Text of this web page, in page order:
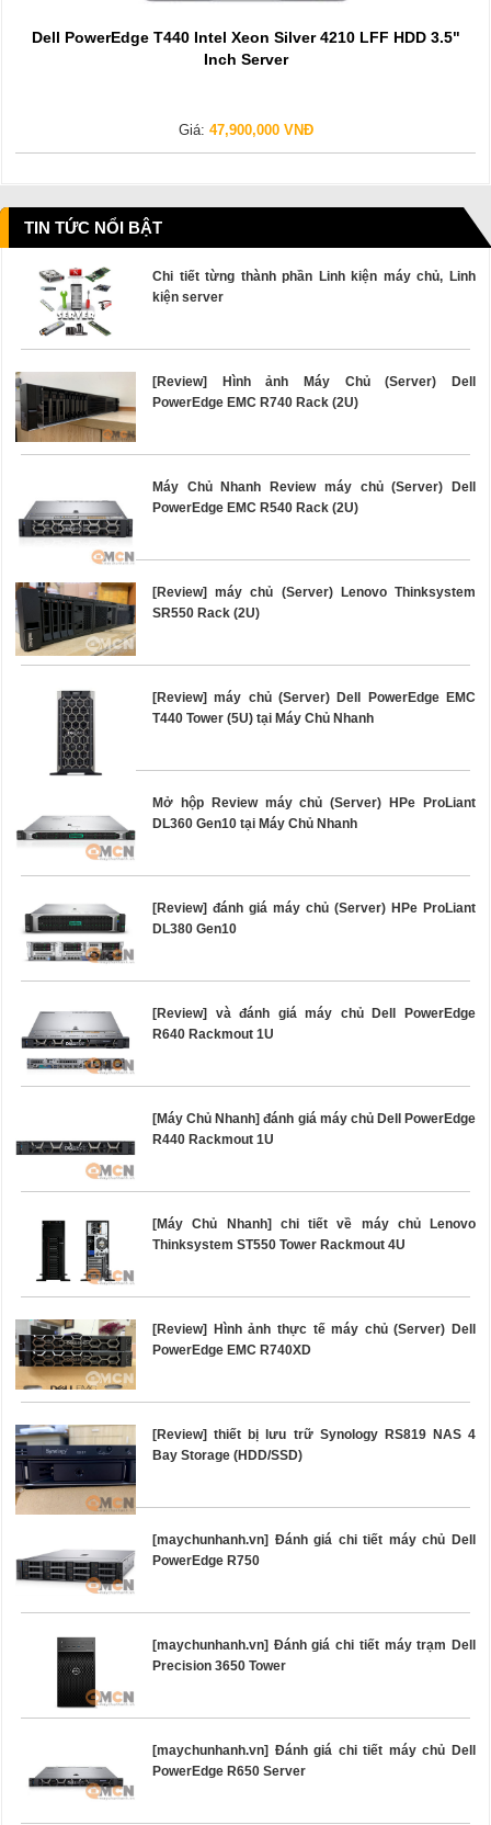
Dell PowerEdge T440 Intel Xeon Silver 4210 LFF HDD 3.5"
Inch Server
Giá: 47,900,000 VNĐ
TIN TỨC NỔI BẬT
Chi tiết từng thành phần Linh kiện máy chủ, Linh
kiện server
[Review] Hình ảnh Máy Chủ (Server) Dell
PowerEdge EMC R740 Rack (2U)
Máy Chủ Nhanh Review máy chủ (Server) Dell
PowerEdge EMC R540 Rack (2U)
[Review] máy chủ (Server) Lenovo Thinksystem
SR550 Rack (2U)
[Review] máy chủ (Server) Dell PowerEdge EMC
T440 Tower (5U) tại Máy Chủ Nhanh
Mở hộp Review máy chủ (Server) HPe ProLiant
DL360 Gen10 tại Máy Chủ Nhanh
[Review] đánh giá máy chủ (Server) HPe ProLiant
DL380 Gen10
[Review] và đánh giá máy chủ Dell PowerEdge
R640 Rackmout 1U
[Máy Chủ Nhanh] đánh giá máy chủ Dell PowerEdge
R440 Rackmout 1U
[Máy Chủ Nhanh] chi tiết về máy chủ Lenovo
Thinksystem ST550 Tower Rackmout 4U
[Review] Hình ảnh thực tế máy chủ (Server) Dell
PowerEdge EMC R740XD
[Review] thiết bị lưu trữ Synology RS819 NAS 4
Bay Storage (HDD/SSD)
[maychunhanh.vn] Đánh giá chi tiết máy chủ Dell
PowerEdge R750
[maychunhanh.vn] Đánh giá chi tiết máy trạm Dell
Precision 3650 Tower
[maychunhanh.vn] Đánh giá chi tiết máy chủ Dell
PowerEdge R650 Server